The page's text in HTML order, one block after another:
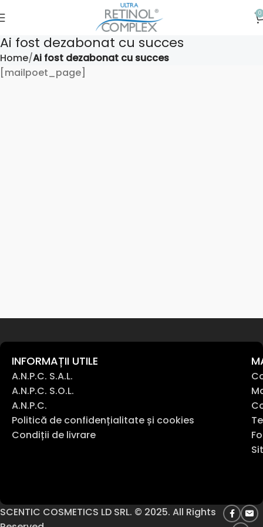
0
Ai fost dezabonat cu succes
Home Ai fost dezabonat cu succes
[mailpoet_page]
INFORMAȚII UTILE
A.N.P.C. S.A.L.
A.N.P.C. S.O.L.
A.N.P.C.
Politică de confidențialitate și cookies
Condiții de livrare
SCENTIC COSMETICS LD SRL. © 2025. All Rights